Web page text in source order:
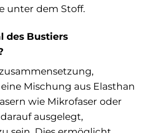
unter dem Stoff.
des Bustiers
Mischung aus Elasthan
wie Mikrofaser oder
ausgelegt,